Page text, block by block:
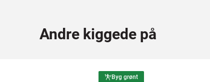
Andre kiggede på
Byg grønt